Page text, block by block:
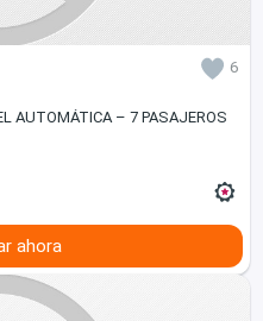
6
AUTOMÁTICA – 7 PASAJEROS
ahora